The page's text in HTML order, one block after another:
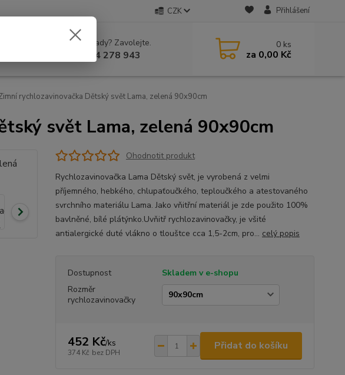
CZK Přihlášení
Nevíte si rady? Zavolejte.
+420 604 278 943
0 ks
za 0,00 Kč
rychlozavinovačka Dětský svět Lama, zelená 90x90cm
svět Lama, zelená 90x90cm
Ohodnotit produkt
Rychlozavinovačka Lama Dětský svět, je vyrobená z velmi
příjemného, hebkého, chlupaťoučkého, teploučkého a atestovaného
svrchního materiálu Lama. Jako vňitřní materiál je zde použito 100%
bavlněné, bílé plátýnko.Uvňitř rychlozavinovačky, je všité
antialergické duté vlákno o tlouštce cca 1,5-2cm, pro... celý popis
Dostupnost
Skladem v e-shopu
Rozměr
rychlozavinovačky
452 Kč/ks
374 Kč bez DPH
Přidat do košíku